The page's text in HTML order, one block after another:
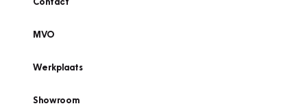
MVO
Werkplaats
Showroom